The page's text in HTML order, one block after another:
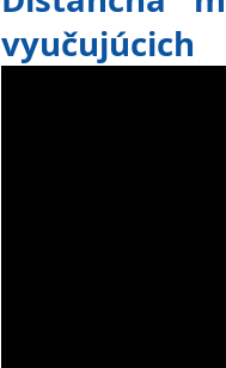
vyučujúcich